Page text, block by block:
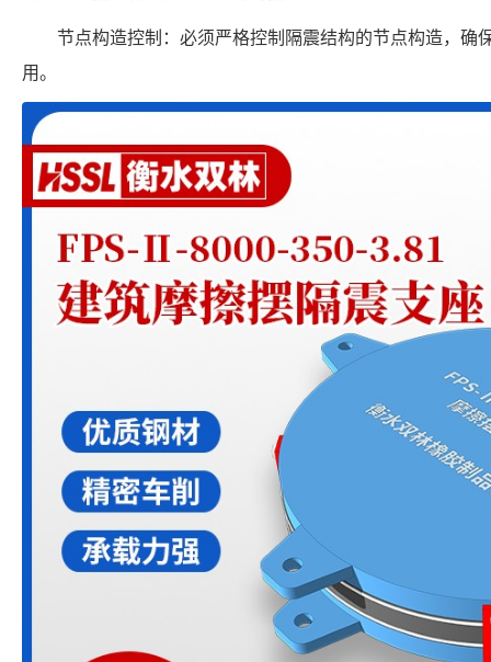
节点构造控制：必须严格控制隔震结构的节点构造，确
用。